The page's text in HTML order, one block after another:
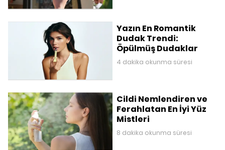
Yazın En Romantik
Dudak Trendi:
Öpülmüş Dudaklar
4 dakika okunma süresi
Cildi Nemlendiren ve
Ferahlatan En İyi Yüz
Mistleri
8 dakika okunma süresi